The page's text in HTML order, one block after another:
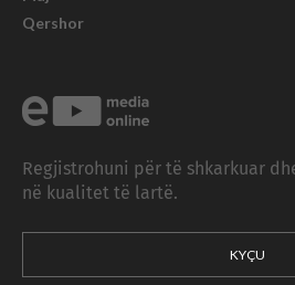
Qershor
Regjistrohuni për të shkarkuar
në kualitet të lartë.
KYÇU